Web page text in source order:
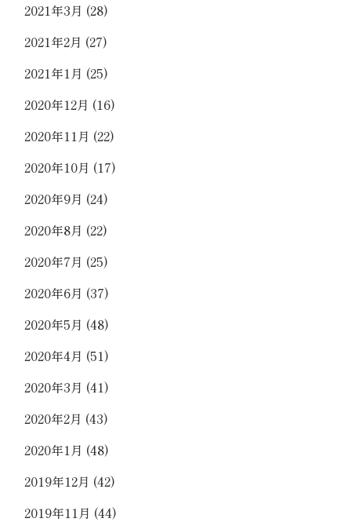
2021年3月 (28)
2021年2月 (27)
2021年1月 (25)
2020年12月 (16)
2020年11月 (22)
2020年10月 (17)
2020年9月 (24)
2020年8月 (22)
2020年7月 (25)
2020年6月 (37)
2020年5月 (48)
2020年4月 (51)
2020年3月 (41)
2020年2月 (43)
2020年1月 (48)
2019年12月 (42)
2019年11月 (44)